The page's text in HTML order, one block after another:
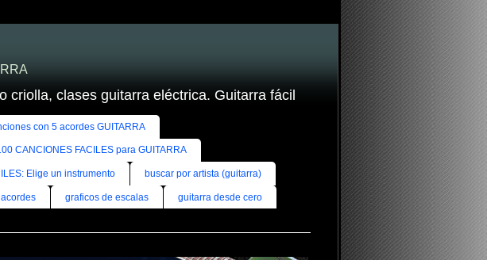
criolla, clases guitarra eléctrica. Guitarra fácil
con 5 acordes GUITARRA
CANCIONES FACILES para GUITARRA
Elige un instrumento buscar por artista (guitarra)
graficos de escalas guitarra desde cero